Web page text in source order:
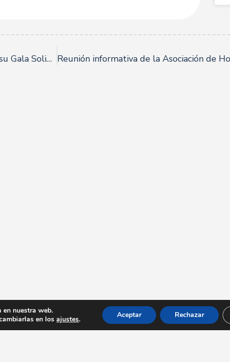
La Asociación de Hosteleros de Sevilla celebra su Gala Solidaria 2024
en nuestra web.
en losajustes. Aceptar Rechazar